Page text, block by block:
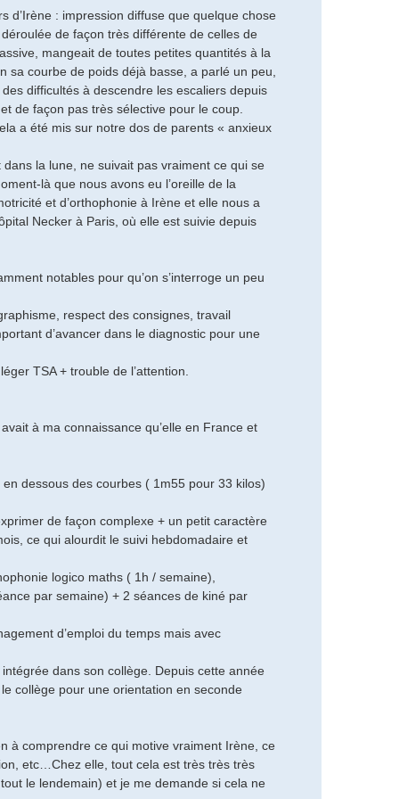
d’Irène : impression diffuse que quelque chose
de façon très différente de celles de
mangeait de toutes petites quantités à la
courbe de poids déjà basse, a parlé un peu,
difficultés à descendre les escaliers depuis
de façon pas très sélective pour le coup.
a été mis sur notre dos de parents « anxieux
la lune, ne suivait pas vraiment ce qui se
là que nous avons eu l’oreille de la
et d’orthophonie à Irène et elle nous a
Necker à Paris, où elle est suivie depuis
notables pour qu’on s’interroge un peu
respect des consignes, travail
d’avancer dans le diagnostic pour une
TSA + trouble de l’attention.
à ma connaissance qu’elle en France et
dessous des courbes ( 1m55 pour 33 kilos)
de façon complexe + un petit caractère
ce qui alourdit le suivi hebdomadaire et
logico maths ( 1h / semaine),
par semaine) + 2 séances de kiné par
d’emploi du temps mais avec
dans son collège. Depuis cette année
collège pour une orientation en seconde
à comprendre ce qui motive vraiment Irène, ce
etc…Chez elle, tout cela est très très très
le lendemain) et je me demande si cela ne